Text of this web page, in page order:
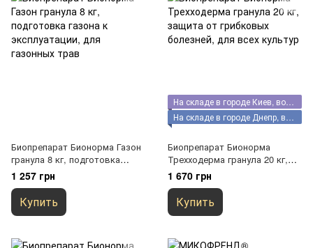
Биопрепарат Бионорма Газон
гранула 8 кг, подготовка
газона к эксплуатации, для
газонных трав
1 257 грн
Купить
Биопрепарат Бионорма
Трехходерма гранула 20 кг,
защита от грибковых
болезней, для всех культур
1 670 грн
Купить